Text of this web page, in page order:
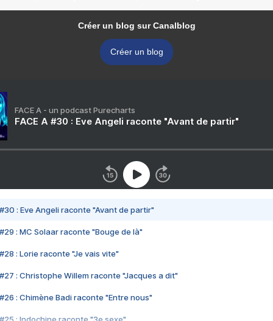
Créer un blog sur Canalblog
Créer un blog
FACE A - un podcast Purecharts
FACE A #30 : Eve Angeli raconte "Avant de partir"
#30 : Eve Angeli raconte "Avant de partir"
#29 : MC Solaar raconte "Bouge de là"
#28 : Lorie raconte "Je vais vite"
#27 : Christophe Willem raconte "Jacques a dit"
#26 : Chimène Badi raconte "Entre nous"